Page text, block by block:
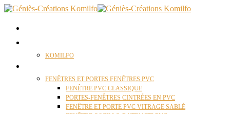
KOMILFO
FENÊTRES ET PORTES FENÊTRES PVC
FENÊTRE PVC CLASSIQUE
PORTES-FENÊTRES CINTRÉES EN PVC
FENÊTRE ET PORTE PVC VITRAGE SABLÉ